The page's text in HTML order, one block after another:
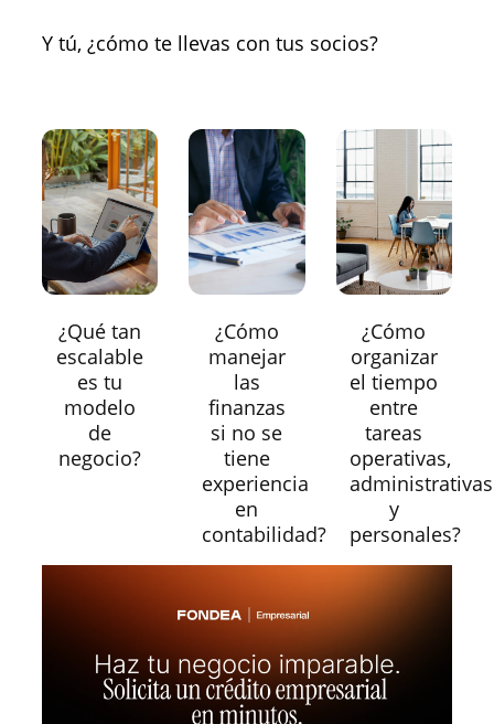
Y tú, ¿cómo te llevas con tus socios?
¿Qué tan
escalable
es tu
modelo
de
negocio?
¿Cómo
manejar
las
finanzas
si no se
tiene
experiencia
en
contabilidad?
¿Cómo
organizar
el tiempo
entre
tareas
operativas,
administrativas
y
personales?